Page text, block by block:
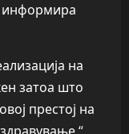
информира
на
затоа што
престој на